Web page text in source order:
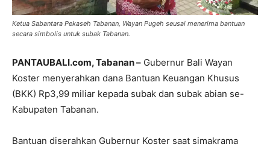
Ketua Sabantara Pekaseh Tabanan, Wayan Pugeh seusai menerima bantuan
secara simbolis untuk subak Tabanan.
PANTAUBALI.com, Tabanan – Gubernur Bali Wayan
Koster menyerahkan dana Bantuan Keuangan Khusus
(BKK) Rp3,99 miliar kepada subak dan subak abian se-
Kabupaten Tabanan.
Bantuan diserahkan Gubernur Koster saat simakrama